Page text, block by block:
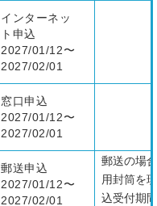
インターネッ
ト申込
2027/01/12〜
2027/02/01
窓口申込
2027/01/12〜
2027/02/01
郵送申込
2027/01/12〜
2027/02/01
郵送の場
用封筒を
込受付期